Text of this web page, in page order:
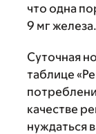
что одна
9 мг железа.
Суточная
таблице
качестве
нуждаться